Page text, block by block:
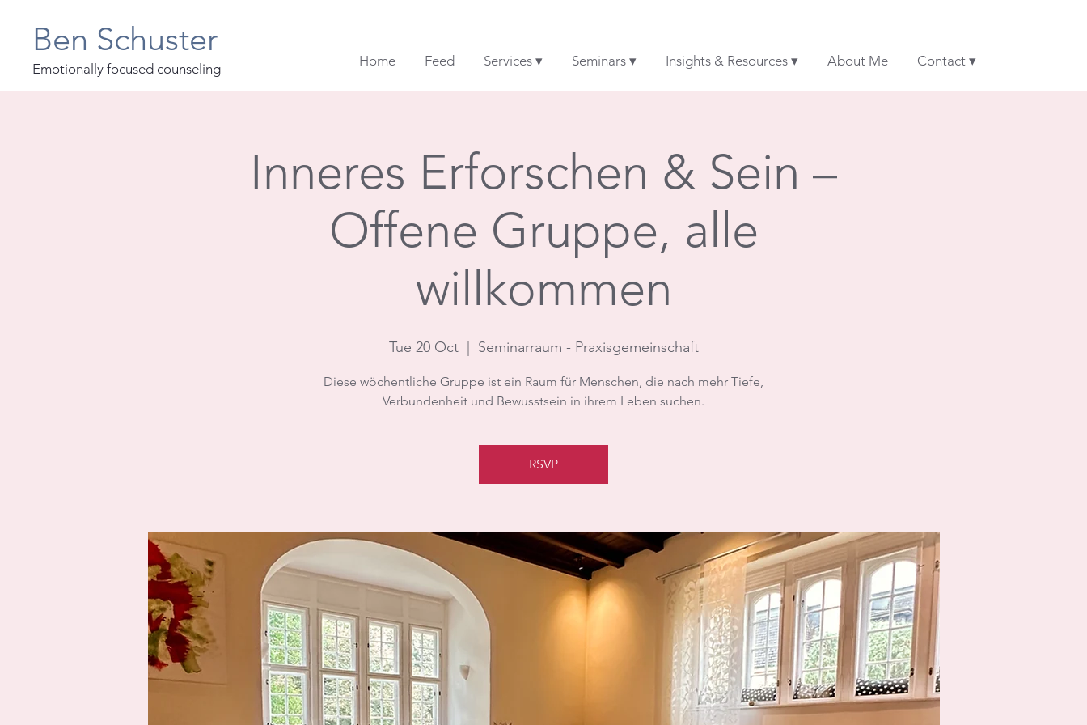
Ben Schuster
Emotionally focused counseling Home Feed Services ▾ Seminars ▾ Insights & Resources ▾ About Me Contact ▾
Inneres Erforschen & Sein –
Offene Gruppe, alle
willkommen
Tue 20 Oct
  |
Seminarraum - Praxisgemeinschaft
Diese wöchentliche Gruppe ist ein Raum für Menschen, die nach mehr Tiefe,
Verbundenheit und Bewusstsein in ihrem Leben suchen.
RSVP